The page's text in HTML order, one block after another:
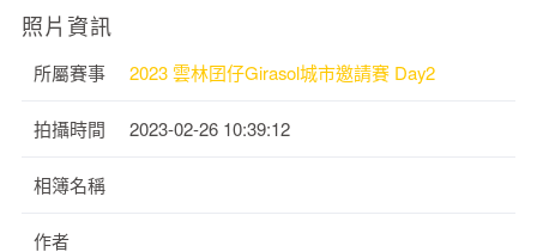
照片資訊
所屬賽事 2023 雲林囝仔Girasol城市邀請賽 Day2
拍攝時間 2023-02-26 10:39:12
相簿名稱
作者